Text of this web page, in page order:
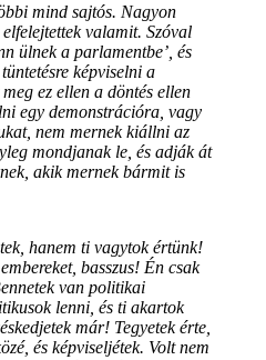
mind sajtós. Nagyon
valamit. Szóval
ülnek a parlamentbe’, és
képviselni a
ez ellen a döntés ellen
egy demonstrációra, vagy
nem mernek kiállni az
mondjanak le, és adják át
akik mernek bármit is
hanem ti vagytok értünk!
basszus! Én csak
van politikai
lenni, és ti akartok
már! Tegyetek érte,
és képviseljétek. Volt nem